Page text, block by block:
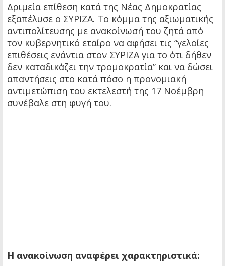
Δριμεία επίθεση κατά της Νέας Δημοκρατίας
εξαπέλυσε ο ΣΥΡΙΖΑ. Το κόμμα της αξιωματικής
αντιπολίτευσης με ανακοίνωσή του ζητά από
τον κυβερνητικό εταίρο να αφήσει τις “γελοίες
επιθέσεις ενάντια στον ΣΥΡΙΖΑ για το ότι δήθεν
δεν καταδικάζει την τρομοκρατία” και να δώσει
απαντήσεις στο κατά πόσο η προνομιακή
αντιμετώπιση του εκτελεστή της 17 Νοέμβρη
συνέβαλε στη φυγή του.
Η ανακοίνωση αναφέρει χαρακτηριστικά: